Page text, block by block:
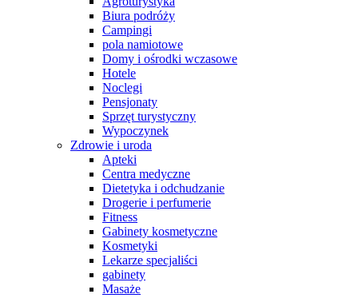
Biura podróży
Campingi
pola namiotowe
Domy i ośrodki wczasowe
Hotele
Noclegi
Pensjonaty
Sprzęt turystyczny
Wypoczynek
Zdrowie i uroda
Apteki
Centra medyczne
Dietetyka i odchudzanie
Drogerie i perfumerie
Fitness
Gabinety kosmetyczne
Kosmetyki
Lekarze specjaliści
gabinety
Masaże